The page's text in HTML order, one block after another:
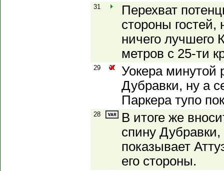
31
Перехват
стороны гостей,
ничего лучшего
метров с 25-ти
29
Уокера минутой
Дубравки, ну а
Паркера тупо
28
В итоге же
спину Дубравки,
показывает
его стороны.